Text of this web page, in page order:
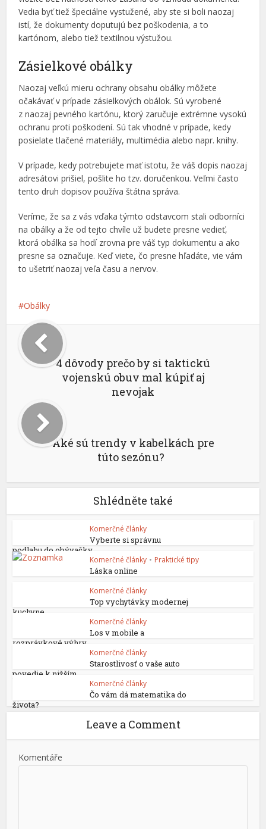
Vedia byť tiež špeciálne vystužené, aby ste si boli naozaj
istí, že dokumenty doputujú bez poškodenia, a to
kartónom, alebo tiež textilnou výstužou.
Zásielkové obálky
Naozaj veľkú mieru ochrany obsahu obálky môžete
očakávať v prípade zásielkových obálok. Sú vyrobené
z naozaj pevného kartónu, ktorý zaručuje extrémne vysokú
ochranu proti poškodení. Sú tak vhodné v prípade, kedy
posielate tlačené materiály, multimédia alebo napr. knihy.
V prípade, kedy potrebujete mať istotu, že váš dopis naozaj
adresátovi prišiel, pošlite ho tzv. doručenkou. Veľmi často
tento druh dopisov používa štátna správa.
Veríme, že sa z vás vďaka týmto odstavcom stali odborníci
na obálky a že od tejto chvíle už budete presne vedieť,
ktorá obálka sa hodí zrovna pre váš typ dokumentu a ako
presne sa označuje. Keď viete, čo presne hľadáte, vie vám
to ušetriť naozaj veľa času a nervov.
Obálky
4 dôvody prečo by si taktickú
vojenskú obuv mal kúpiť aj
nevojak
Aké sú trendy v kabelkách pre
túto sezónu?
Shlédněte také
Komerčné články
Vyberte si správnu
podlahu do obývačky
Komerčné články • Praktické tipy
Láska online
Komerčné články
Top vychytávky modernej
kuchyne
Komerčné články
Los v mobile a
rozprávkové výhry
Komerčné články
Starostlivosť o vaše auto
povedie k nižším...
Komerčné články
Čo vám dá matematika do
života?
Leave a Comment
Komentáře